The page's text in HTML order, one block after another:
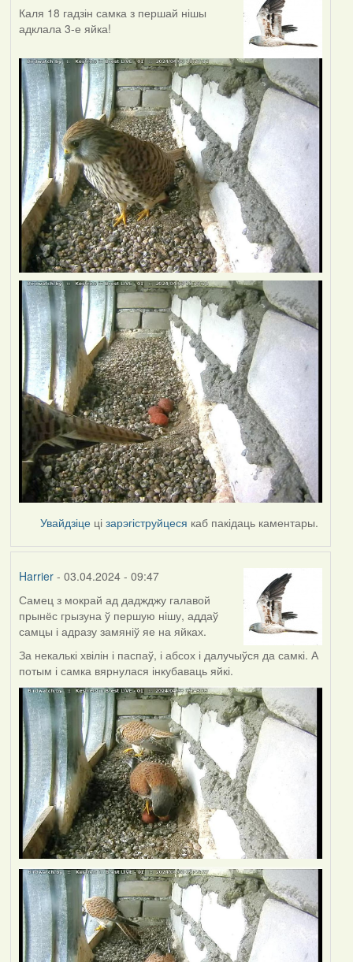
Каля 18 гадзін самка з першай нішы
адклала 3-е яйка!
Увайдзіце цізарэгіструйцеся каб пакідаць каментары.
Harrier- 03.04.2024 - 09:47
Самец з мокрай ад даджджу галавой
прынёс грызуна ў першую нішу, аддаў
самцы і адразу замяніў яе на яйках.
За некалькі хвілін і паспаў, і абсох і далучыўся да самкі. А
потым і самка вярнулася інкубаваць яйкі.